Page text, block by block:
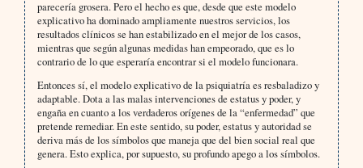
parecería grosera. Pero el hecho es que, desde que este modelo
explicativo ha dominado ampliamente nuestros servicios, los
resultados clínicos se han estabilizado en el mejor de los casos,
mientras que según algunas medidas han empeorado, que es lo
contrario de lo que esperaría encontrar si el modelo funcionara.
Entonces sí, el modelo explicativo de la psiquiatría es resbaladizo y
adaptable. Dota a las malas intervenciones de estatus y poder, y
engaña en cuanto a los verdaderos orígenes de la “enfermedad” que
pretende remediar. En este sentido, su poder, estatus y autoridad se
deriva más de los símbolos que maneja que del bien social real que
genera. Esto explica, por supuesto, su profundo apego a los símbolos.